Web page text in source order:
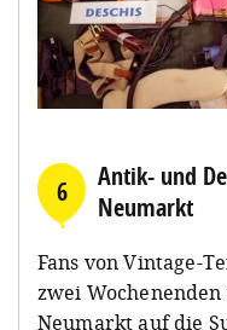
6
Antik- und
Neumarkt
Fans von Vintage-
zwei
Neumarkt auf die